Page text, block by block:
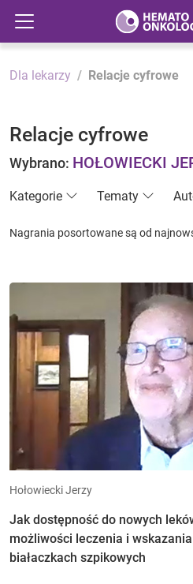
Dla lekarzy Relacje cyfrowe
Relacje cyfrowe
Wybrano: HOŁOWIECKI
Kategorie Tematy
Nagrania posortowane są od
Hołowiecki Jerzy
Jak dostępność do nowych
możliwości leczenia i
białaczkach szpikowych